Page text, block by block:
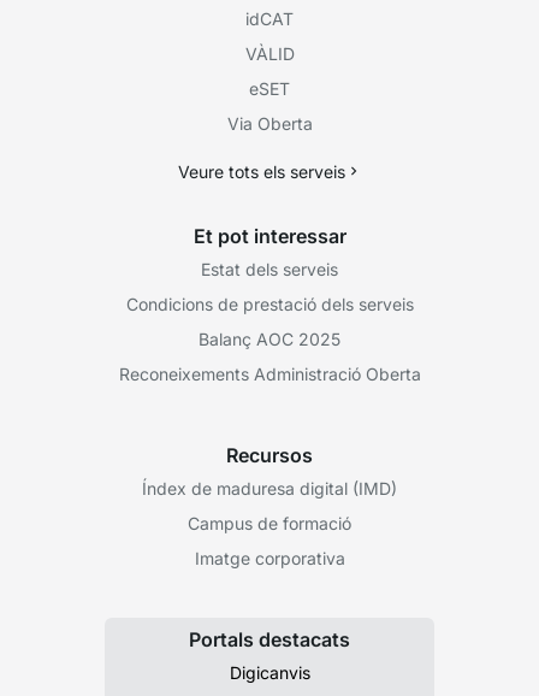
idCAT
VÀLID
eSET
Via Oberta
Veure tots els serveis
Et pot interessar
Estat dels serveis
Condicions de prestació dels serveis
Balanç AOC 2025
Reconeixements Administració Oberta
Recursos
Índex de maduresa digital (IMD)
Campus de formació
Imatge corporativa
Portals destacats
Digicanvis